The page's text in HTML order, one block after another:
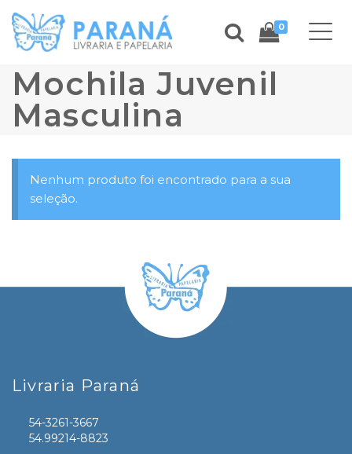
0
Mochila Juvenil
Masculina
Nenhum produto foi encontrado para a sua
seleção.
Livraria Paraná
54-3261-3667
54.99214-8823